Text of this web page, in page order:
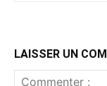
LAISSER UN